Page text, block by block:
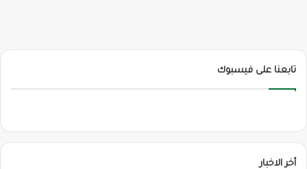
تابعنا على فيسبوك
أخر الاخبار